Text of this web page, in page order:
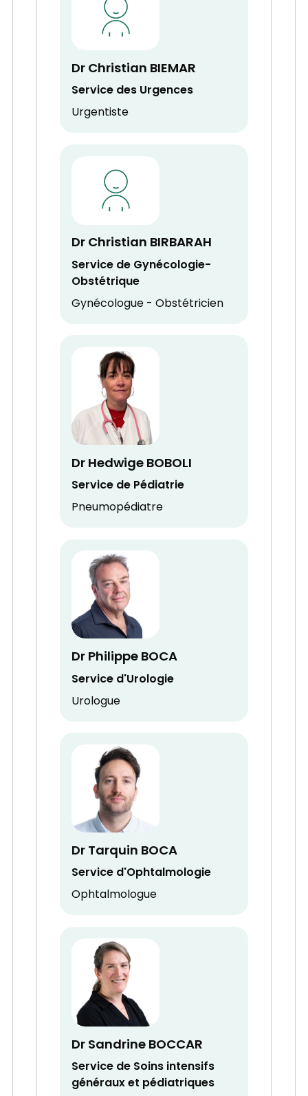
Dr Christian BIEMAR
Service des Urgences
Urgentiste
Dr Christian BIRBARAH
Service de Gynécologie-
Obstétrique
Gynécologue - Obstétricien
Dr Hedwige BOBOLI
Service de Pédiatrie
Pneumopédiatre
Dr Philippe BOCA
Service d'Urologie
Urologue
Dr Tarquin BOCA
Service d'Ophtalmologie
Ophtalmologue
Dr Sandrine BOCCAR
Service de Soins intensifs
généraux et pédiatriques